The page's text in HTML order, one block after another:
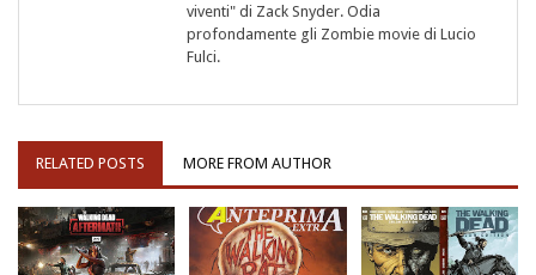
viventi" di Zack Snyder. Odia
profondamente gli Zombie movie di Lucio
Fulci.
RELATED POSTS MORE FROM AUTHOR